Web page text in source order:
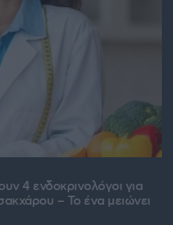
4 ενδοκρινολόγοι για
– Το ένα μειώνει